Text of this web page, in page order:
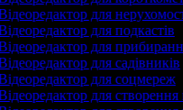
для
для подкастів
для
для садівників
для соцмереж
для створення